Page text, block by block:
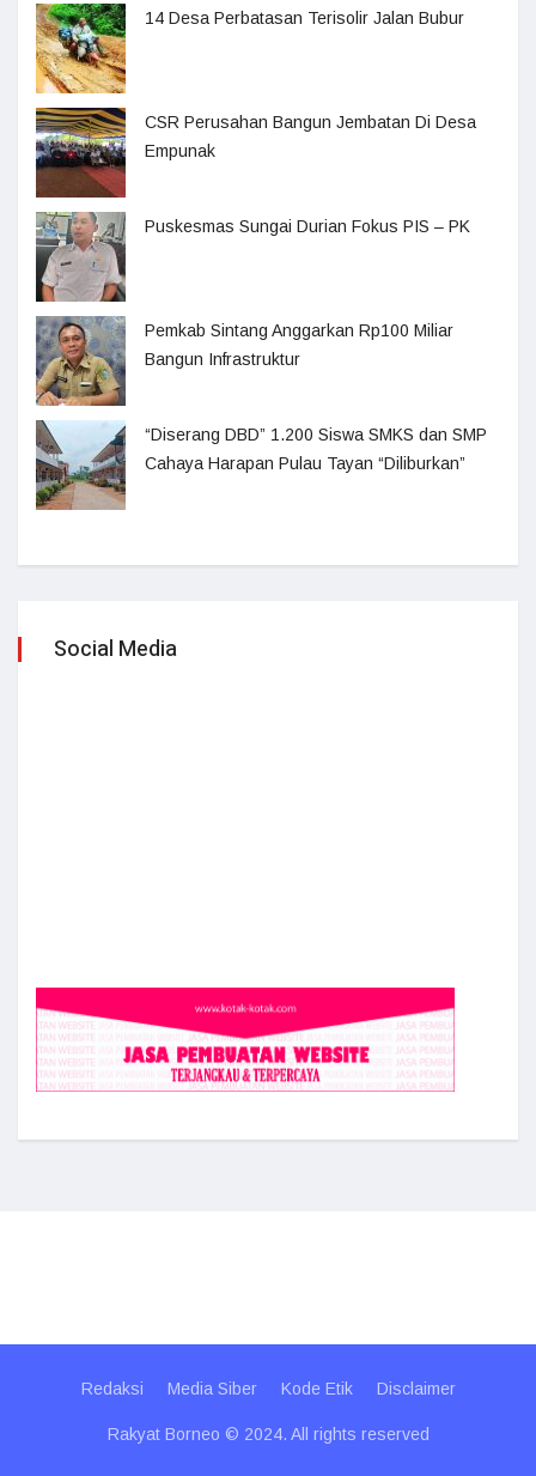
14 Desa Perbatasan Terisolir Jalan Bubur
CSR Perusahan Bangun Jembatan Di Desa
Empunak
Puskesmas Sungai Durian Fokus PIS – PK
Pemkab Sintang Anggarkan Rp100 Miliar
Bangun Infrastruktur
“Diserang DBD” 1.200 Siswa SMKS dan SMP
Cahaya Harapan Pulau Tayan “Diliburkan”
Social Media
Redaksi Media Siber Kode Etik Disclaimer
Rakyat Borneo © 2024. All rights reserved